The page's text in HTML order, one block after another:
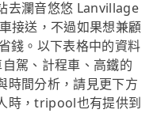
去瀾音悠悠 Lanvillage
接送，不過如果想兼顧
錢。以下表格中的資料
駕、計程車、高鐵的
時間分析，請見更下方
時，tripool也有提供到